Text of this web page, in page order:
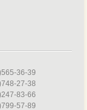
36-39
27-38
83-66
57-89